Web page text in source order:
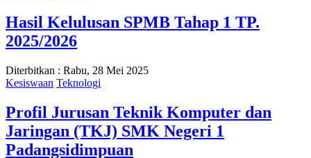
Hasil Kelulusan SPMB Tahap 1 TP.
2025/2026
Diterbitkan : Rabu, 28 Mei 2025
Kesiswaan Teknologi
Profil Jurusan Teknik Komputer dan
Jaringan (TKJ) SMK Negeri 1
Padangsidimpuan